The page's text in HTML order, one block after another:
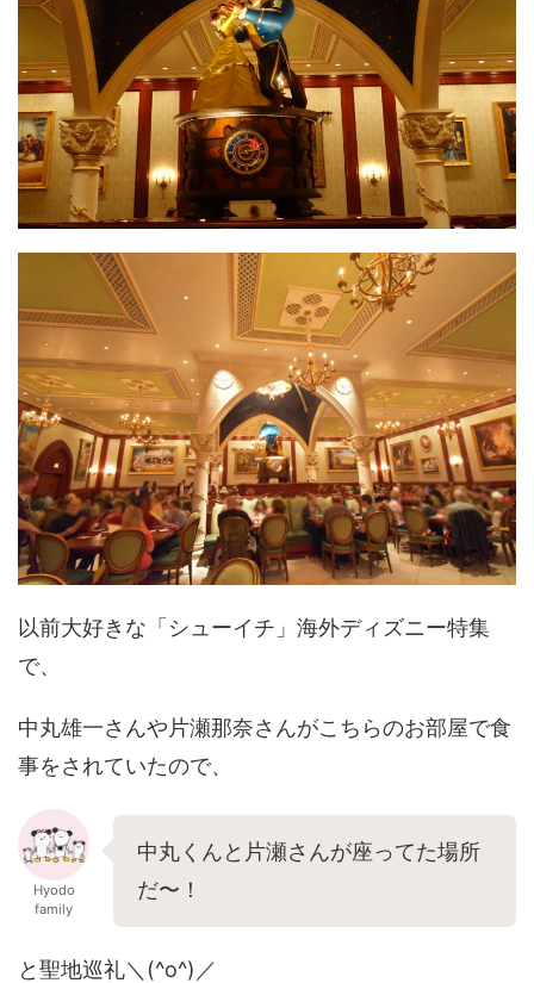
以前大好きな「シューイチ」海外ディズニー特集
で、
中丸雄一さんや片瀬那奈さんがこちらのお部屋で食
事をされていたので、
Hyodo
family
中丸くんと片瀬さんが座ってた場所
だ〜！
と聖地巡礼＼(^o^)／